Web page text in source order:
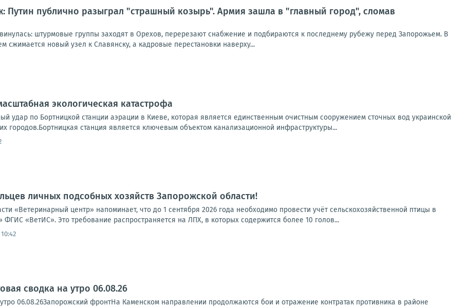
Путин публично разыграл "страшный козырь". Армия зашла в "главный город", сломав
штурмовые группы заходят в Орехов, перерезают снабжение и подбираются к последнему рубежу перед Запорожьем. В
сжимается новый узел к Славянску, а кадровые перестановки наверху...
экологическая катастрофа
удар по Бортницкой станции аэрации в Киеве, которая является единственным очистным сооружением сточных вод украинской
городов.Бортницкая станция является ключевым объектом канализационной инфраструктуры...
личных подсобных хозяйств Запорожской области!
«Ветеринарный центр» напоминает, что до 1 сентября 2026 года необходимо провести учёт сельскохозяйственной птицы в
ФГИС «ВетИС». Это требование распространяется на ЛПХ, в которых содержится более 10 голов...
сводка на утро 06.08.26
06.08.26Запорожский фронтНа Каменском направлении продолжаются бои и отражение контратак противника в районе